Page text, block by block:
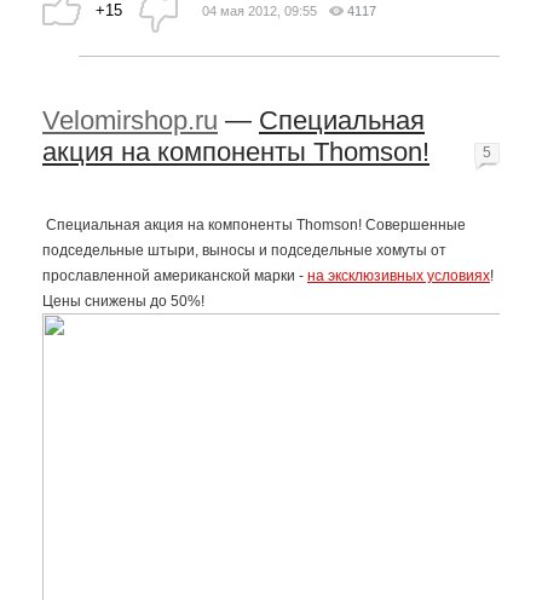
+15 04 мая 2012, 09:55 4117
Velomirshop.ru — Специальная
акция на компоненты Thomson!
Специальная акция на компоненты Thomson! Совершенные
подседельные штыри, выносы и подседельные хомуты от
прославленной американской марки - на эксклюзивных условиях!
Цены снижены до 50%!
5